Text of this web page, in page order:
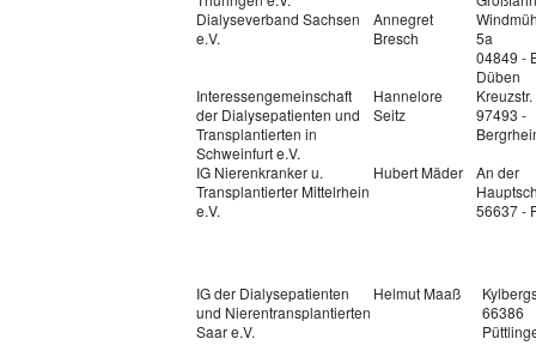
Dialyseverband Sachsen
e.V.
Annegret
Bresch
5a
04849 -
Düben
Interessengemeinschaft
der Dialysepatienten und
Transplantierten in
Schweinfurt e.V.
Hannelore
Seitz
97493 -
IG Nierenkranker u.
Transplantierter Mittelrhein
e.V.
Hubert Mäder
An der
56637 -
IG der Dialysepatienten
und Nierentransplantierten
Saar e.V.
Helmut Maaß
66386